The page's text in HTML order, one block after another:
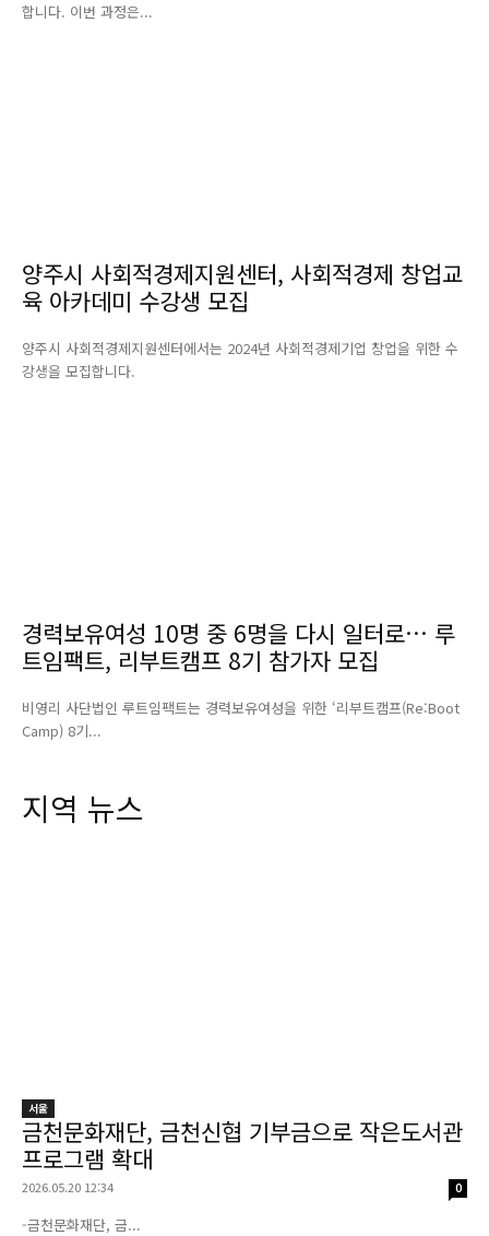
합니다. 이번 과정은...
양주시 사회적경제지원센터, 사회적경제 창업교
육 아카데미 수강생 모집
양주시 사회적경제지원센터에서는 2024년 사회적경제기업 창업을 위한 수
강생을 모집합니다.
경력보유여성 10명 중 6명을 다시 일터로… 루
트임팩트, 리부트캠프 8기 참가자 모집
비영리 사단법인 루트임팩트는 경력보유여성을 위한 ‘리부트캠프(Re:Boot
Camp) 8기...
지역 뉴스
서울
금천문화재단, 금천신협 기부금으로 작은도서관
프로그램 확대
2026.05.20 12:34 0
-금천문화재단, 금...